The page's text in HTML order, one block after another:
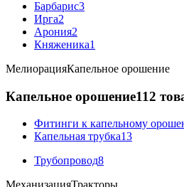
Барбарис3
Ирга2
Арония2
Княженика1
МелиорацияКапельное орошение
Капельное орошение112
Фитинги к капельному
Капельная трубка13
Трубопровод8